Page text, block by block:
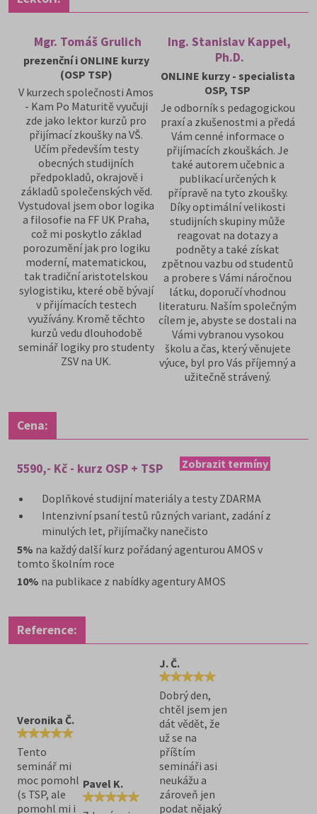
Mgr. Tomáš Grulich
prezenční i ONLINE kurzy
(OSP TSP)
V kurzech společnosti Amos
- Kam Po Maturitě vyučuji
zde jako lektor kurzů pro
přijímací zkoušky na VŠ.
Učím především testy
obecných studijních
předpokladů, okrajově i
základů společenských věd.
Vystudoval jsem obor logika
a filosofie na FF UK Praha,
což mi poskytlo základ
porozumění jak pro logiku
moderní, matematickou,
tak tradiční aristotelskou
sylogistiku, které obě bývají
v přijímacích testech
využívány. Kromě těchto
kurzů vedu dlouhodobě
seminář logiky pro studenty
ZSV na UK.
Ing. Stanislav Kappel,
Ph.D.
ONLINE kurzy - specialista
OSP, TSP
Je odborník s pedagogickou
praxí a zkušenostmi a předá
Vám cenné informace o
přijímacích zkouškách. Je
také autorem učebnic a
publikací určených k
přípravě na tyto zkoušky.
Díky optimální velikosti
studijních skupiny může
reagovat na dotazy a
podněty a také získat
zpětnou vazbu od studentů
a probere s Vámi náročnou
látku, doporučí vhodnou
literaturu. Naším společným
cílem je, abyste se dostali na
Vámi vybranou vysokou
školu a čas, který věnujete
výuce, byl pro Vás příjemný a
užitečně strávený.
Cena:
5590,- Kč - kurz OSP + TSP Zobrazit termíny
Doplňkové studijní materiály a testy ZDARMA
Intenzivní psaní testů různých variant, zadání z
minulých let, přijímačky nanečisto
5% na každý další kurz pořádaný agenturou AMOS v
tomto školním roce
10% na publikace z nabídky agentury AMOS
Reference:
Veronika Č.
Tento
seminář mi
moc pomohl
(s TSP, ale
pomohl mi i
Pavel K.
J. Č.
Dobrý den,
chtěl jsem jen
dát vědět, že
už se na
příštím
semináři asi
neukážu a
zároveň jen
podat nějaký